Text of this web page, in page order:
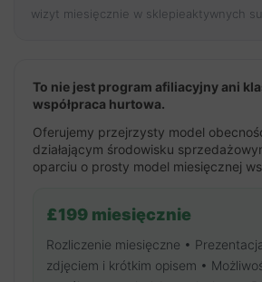
wizyt miesięcznie w sklepieaktywnych
To nie jest program afiliacyjny ani
współpraca hurtowa.
Oferujemy przejrzysty model
działającym środowisku
oparciu o prosty model miesięcznej
£199 miesięcznie
Rozliczenie miesięczne •
zdjęciem i krótkim opisem •